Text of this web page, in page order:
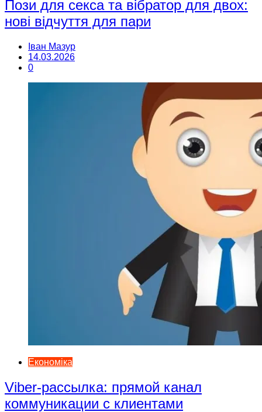
Пози для секса та вібратор для двох:
нові відчуття для пари
Іван Мазур
14.03.2026
0
Економіка
Viber-рассылка: прямой канал
коммуникации с клиентами